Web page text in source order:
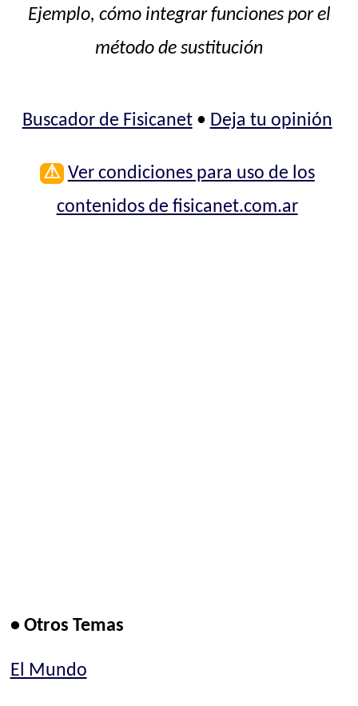
Ejemplo, cómo integrar funciones por el
método de sustitución
Buscador de Fisicanet• Deja tu opinión
⚠ Ver condiciones para uso de los
contenidos de fisicanet.com.ar
• Otros Temas
El Mundo